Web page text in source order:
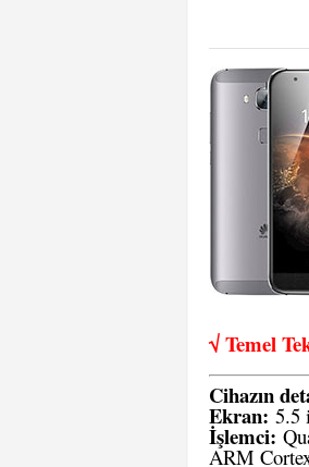
√ Temel
Cihazın
Ekran: 5.5
İşlemci:
ARM